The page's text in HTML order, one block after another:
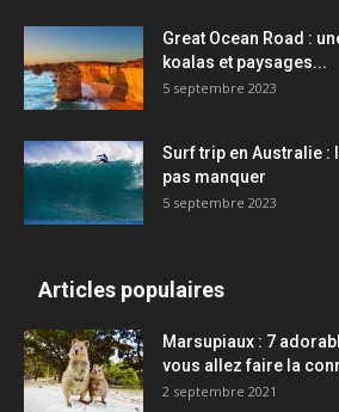
Great Ocean Road :
koalas et paysages...
5 septembre 2023
Surf trip en Australie :
pas manquer
5 septembre 2023
Articles populaires
Marsupiaux : 7
vous allez faire la
2 septembre 2021